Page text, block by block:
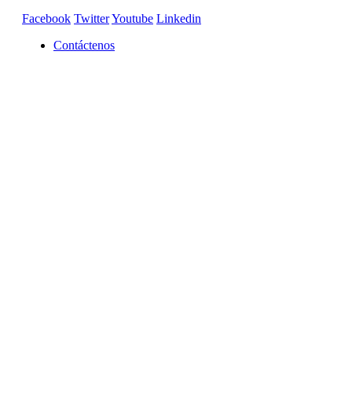
Facebook TwitterYoutube Linkedin
Contáctenos